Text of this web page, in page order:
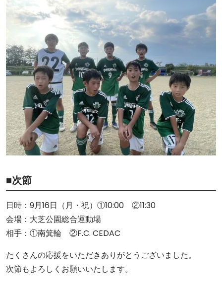
■次節
日時：9月16日（月・祝）①10:00 ②11:30
会場：大芝公園総合運動場
相手：①南箕輪 ②F.C. CEDAC
たくさんの応援をいただきありがとうございました。
次節もよろしくお願いいたします。